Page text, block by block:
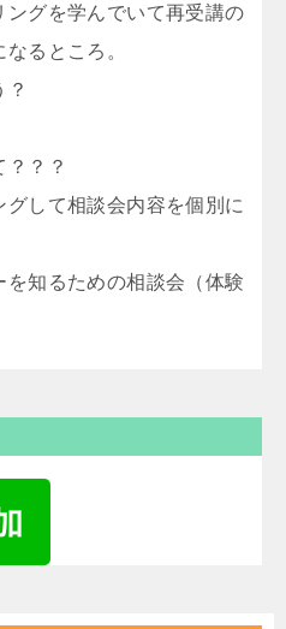
グを学んでいて再受講の
るところ。
？？
して相談会内容を個別に
知るための相談会（体験